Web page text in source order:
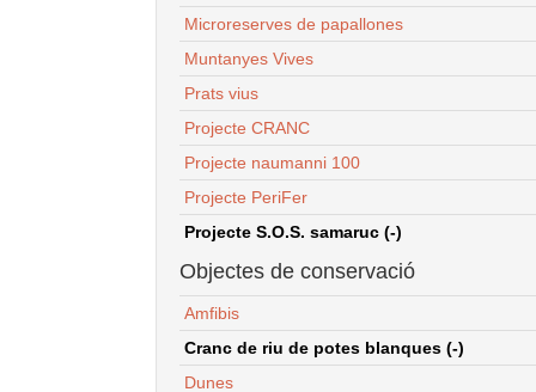
Microreserves de papallones
Muntanyes Vives
Prats vius
Projecte CRANC
Projecte naumanni 100
Projecte PeriFer
Projecte S.O.S. samaruc (-)
Objectes de conservació
Amfibis
Cranc de riu de potes blanques (-)
Dunes